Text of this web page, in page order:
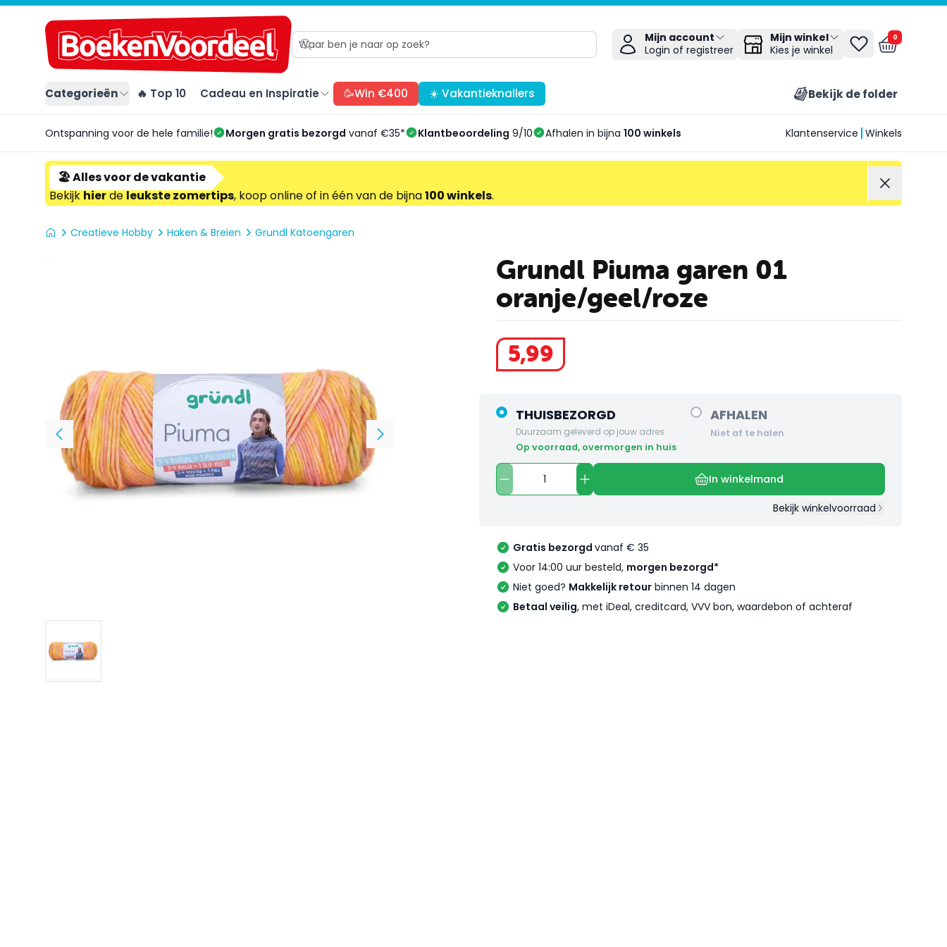
Mijn account
Login of registreer
Mijn winkel
Kies je winkel
0
Categorieën 🔥 Top 10 Cadeau en Inspiratie 🥳Win €400 ☀️ Vakantieknallers Bekijk de folder
Ontspanning voor de hele familie! Morgen gratis bezorgd vanaf €35* Klantbeoordeling 9/10 Afhalen in bijna 100 winkels Klantenservice Winkels
🏖️ Alles voor de vakantie
Bekijkhierdeleukste zomertips, koop online of in één van de bijna100 winkels.
Creatieve Hobby Haken & Breien Grundl Katoengaren
Grundl Piuma garen 01
oranje/geel/roze
5,99
THUISBEZORGD
Duurzaam geleverd op jouw adres
op voorraad, overmorgen in huis
AFHALEN
Niet af te halen
In winkelmand
Bekijk winkelvoorraad
Gratis bezorgd vanaf € 35
Voor 14:00 uur besteld, morgen bezorgd*
Niet goed? Makkelijk retour binnen 14 dagen
Betaal veilig, met iDeal, creditcard, VVV bon, waardebon of achteraf